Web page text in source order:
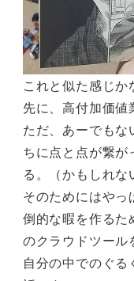
これと似た感じ
先に、高付加価値
ただ、あーでもな
ちに点と点が繋
る。（かもしれな
そのためにはや
倒的な暇を作るた
のクラウドツール
自分の中でのぐ